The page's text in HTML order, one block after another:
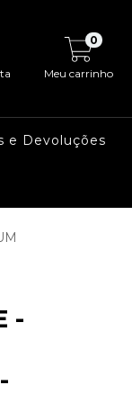
Meu carrinho
0
e Devoluções
-